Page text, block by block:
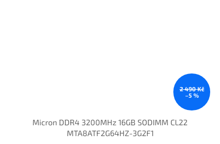
2 490 Kč
–5 %
Micron DDR4 3200MHz 16GB SODIMM CL22
MTA8ATF2G64HZ-3G2F1